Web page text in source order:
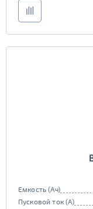
Емкость (Ач)
Пусковой ток (А)